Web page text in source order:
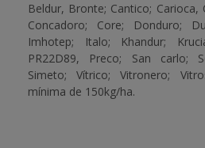
Beldur, Bronte; Cantico; Carioca,
Concadoro; Core; Donduro;
Imhotep; Italo; Khandur;
PR22D89, Preco; San carlo;
Simeto; Vítrico; Vitronero;
mínima de 150kg/ha.